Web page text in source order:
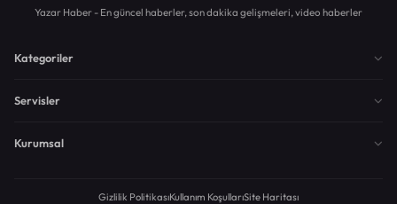
Yazar Haber - En güncel haberler, son dakika gelişmeleri, video haberler
Kategoriler
Servisler
Kurumsal
Gizlilik PolitikasıKullanım KoşullarıSite Haritası